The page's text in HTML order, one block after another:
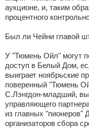
аукционе, и, таким
процентного
Был ли Чейни главой
У "Тюмень Ойл" могут
доступ в Белый Дом,
выиграет ноябрьские
поверенный "Тюмень
С.Лэнгдон-младший,
управляющего
из главных
организаторов сбора